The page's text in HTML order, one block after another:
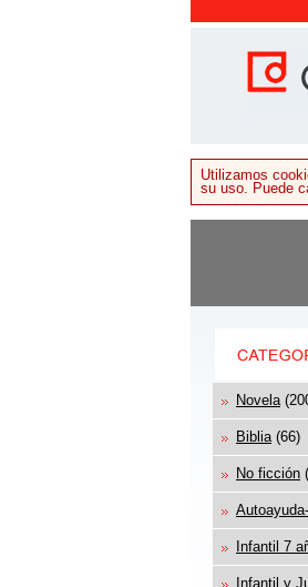
Utilizamos
su uso. Puede
Novela
Biblia (66)
No ficción
Infantil 7
Infantil y